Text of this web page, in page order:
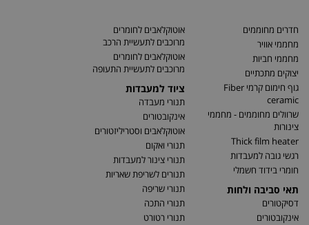
חדרים מחוממים
מחממי אוויר
מחממי חביות
יצוקים מתכתיים
גוף חימום קרמי Fiber
ceramic
שרוולים מחוממים - מחממי
צינורות
Thick film heater
רגשי גובה למעבדות
חומרי בידוד חשמלי
תאי סביבה ולחות
דסיקטורים
אינקובטורים
אוטוקלאבים לחומרים
מרוכבים לתעשיית הרכב
אוטוקלאבים לחומרים
מרוכבים לתעשיית התעופה
ציוד למעבדות
תנורי מעבדה
אינקובטורים
אוטוקלאבים וסטריליזטורים
תנורי ואקום
תנורי צינור למעבדות
תנורים לשריפת שאריות
תנורי שריפה
תנורי התכה
תנורי רטורט